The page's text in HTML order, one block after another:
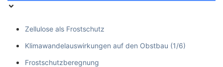
Zellulose als Frostschutz
Klimawandelauswirkungen auf den Obstbau (1/6)
Frostschutzberegnung